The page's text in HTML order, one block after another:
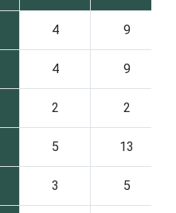
4 9
4 9
2 2
5 13
3 5